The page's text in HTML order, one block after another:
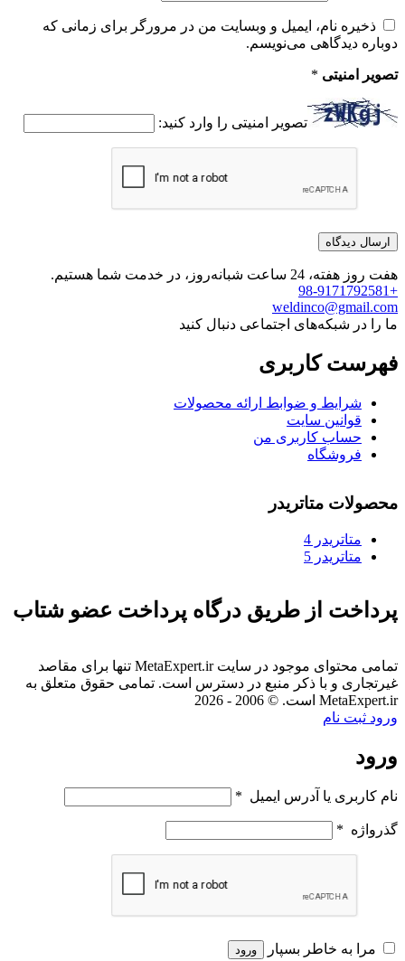
ذخیره نام، ایمیل و وبسایت من در مرورگر برای زمانی که
دوباره دیدگاهی می‌نویسم.
تصویر امنیتی *
تصویر امنیتی را وارد کنید:
هفت روز هفته، 24 ساعت شبانه‌روز، در خدمت شما هستیم.
+98-9171792581
weldinco@gmail.com
ما را در شبکه‌های اجتماعی دنبال کنید
فهرست کاربری
شرایط و ضوابط ارائه محصولات
قوانین سایت
حساب کاربری من
فروشگاه
محصولات متاتریدر
متاتريدر 4
متاتريدر 5
پرداخت از طریق درگاه پرداخت عضو شتاب
تمامی محتوای موجود در سایت MetaExpert.ir تنها برای مقاصد
غیرتجاری و با ذکر منبع در دسترس است. تمامی حقوق متعلق به
MetaExpert.ir است. © 2006 - 2026
ورود ثبت نام
ورود
نام کاربری یا آدرس ایمیل *
گذرواژه *
مرا به خاطر بسپار ورود